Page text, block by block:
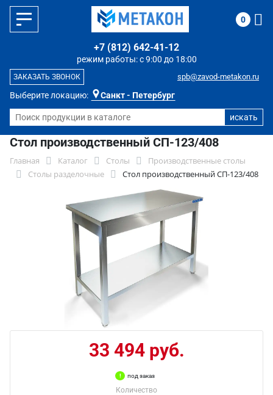
Выберите локацию: Санкт - Петербург
режим работы: с 9:00 до 18:00
+7 (812) 642-41-12
spb@zavod-metakon.ru
ЗАКАЗАТЬ ЗВОНОК
0
Стол производственный СП-123/408
Главная Каталог Столы
Производственные столы
Столы разделочные
Стол производственный СП-123/408
33 494 руб.
под заказ
Количество